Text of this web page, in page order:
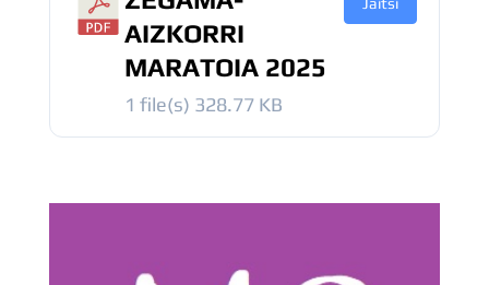
AIZKORRI
MARATOIA 2025
1 file(s) 328.77 KB